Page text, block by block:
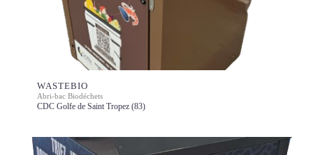
WASTEBIO
Abri-bac Biodéchets
CDC Golfe de Saint Tropez (83)